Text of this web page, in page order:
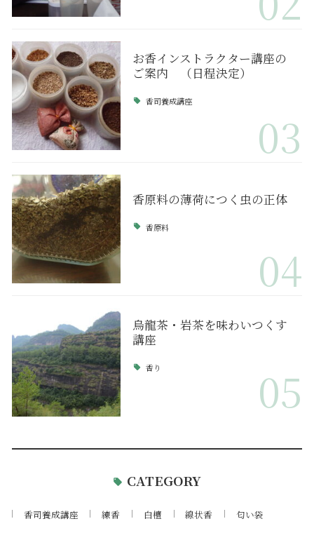
お香インストラクター講座の
ご案内 （日程決定）
香司養成講座
03
香原料の薄荷につく虫の正体
香原料
04
烏龍茶・岩茶を味わいつくす
講座
香り 05
CATEGORY
香司養成講座 練香 白檀 線状香 匂い袋